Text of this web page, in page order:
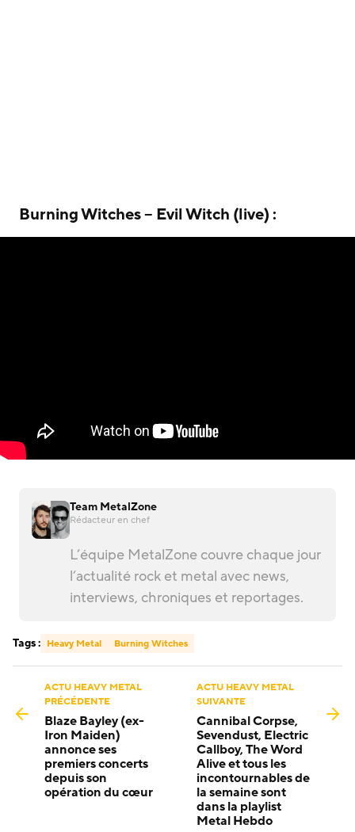
Burning Witches – Evil Witch (live) :
Team MetalZone
Rédacteur en chef
L’équipe MetalZone couvre chaque jour
l’actualité rock et metal avec news,
interviews, chroniques et reportages.
Tags : Heavy Metal Burning Witches
ACTU HEAVY METAL
PRÉCÉDENTE
Blaze Bayley (ex-
Iron Maiden)
annonce ses
premiers concerts
depuis son
opération du cœur
ACTU HEAVY METAL
SUIVANTE
Cannibal Corpse,
Sevendust, Electric
Callboy, The Word
Alive et tous les
incontournables de
la semaine sont
dans la playlist
Metal Hebdo